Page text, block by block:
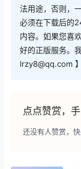
法用途，否则，
必须在下载后的
内容。如果您喜
好的正版服务。
lrzy8@qq.com
点点赞赏，
还没有人赞赏，